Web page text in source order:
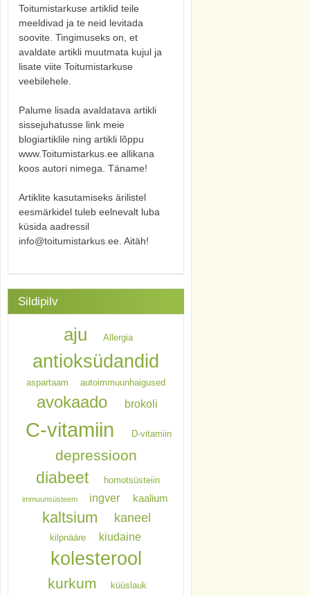
Toitumistarkuse artiklid teile
meeldivad ja te neid levitada
soovite. Tingimuseks on, et
avaldate artikli muutmata kujul ja
lisate viite Toitumistarkuse
veebilehele.
Palume lisada avaldatava artikli
sissejuhatusse link meie
blogiartiklile ning artikli lõppu
www.Toitumistarkus.ee allikana
koos autori nimega. Täname!
Artiklite kasutamiseks ärilistel
eesmärkidel tuleb eelnevalt luba
küsida aadressil
info@toitumistarkus.ee. Aitäh!
Sildipilv
aju Allergia
antioksüdandid
aspartaam autoimmuunhaigused
avokaado brokoli
C-vitamiin D-vitamiin
depressioon
diabeet homotsüsteiin
immuunsüsteem ingver kaalium
kaltsium kaneel
kilpnääre kiudaine
kolesterool
kurkum küüslauk